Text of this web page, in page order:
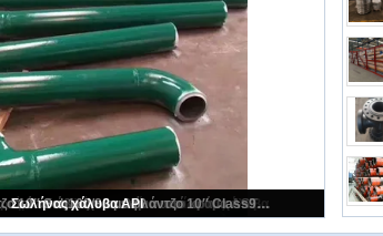
Στρογγυλό σωλήνα από αδιάβροχο σωλήνα από κράμα ASTM A335 P91